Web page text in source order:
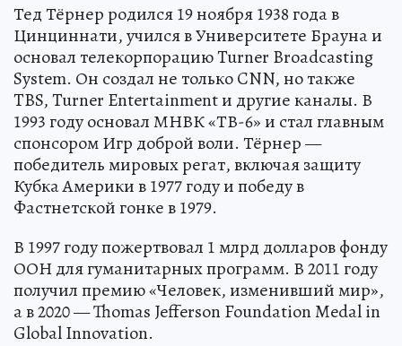
Тед Тёрнер родился 19 ноября 1938 года в
Цинциннати, учился в Университете Брауна и
основал телекорпорацию Turner Broadcasting
System. Он создал не только CNN, но также
TBS, Turner Entertainment и другие каналы. В
1993 году основал МНВК «ТВ-6» и стал главным
спонсором Игр доброй воли. Тёрнер —
победитель мировых регат, включая защиту
Кубка Америки в 1977 году и победу в
Фастнетской гонке в 1979.
В 1997 году пожертвовал 1 млрд долларов фонду
ООН для гуманитарных программ. В 2011 году
получил премию «Человек, изменивший мир»,
а в 2020 — Thomas Jefferson Foundation Medal in
Global Innovation.